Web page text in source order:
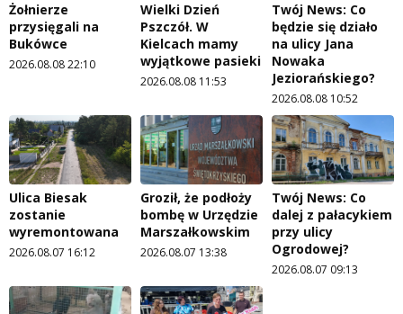
Żołnierze
przysięgali na
Bukówce
2026.08.08 22:10
Wielki Dzień
Pszczół. W
Kielcach mamy
wyjątkowe pasieki
2026.08.08 11:53
Twój News: Co
będzie się działo
na ulicy Jana
Nowaka
Jeziorańskiego?
2026.08.08 10:52
Ulica Biesak
zostanie
wyremontowana
2026.08.07 16:12
Groził, że podłoży
bombę w Urzędzie
Marszałkowskim
2026.08.07 13:38
Twój News: Co
dalej z pałacykiem
przy ulicy
Ogrodowej?
2026.08.07 09:13